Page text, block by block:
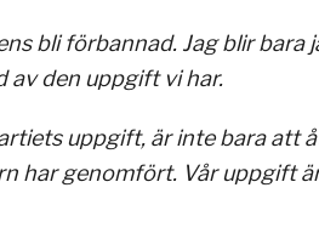
bli förbannad. Jag blir
av den uppgift vi har.
uppgift, är inte bara att
har genomfört. Vår uppgift